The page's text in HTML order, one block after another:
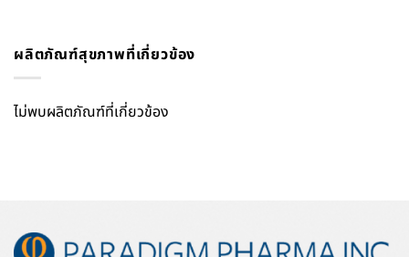
ผลิตภัณฑ์สุขภาพที่เกี่ยวข้อง
ไม่พบผลิตภัณฑ์ที่เกี่ยวข้อง